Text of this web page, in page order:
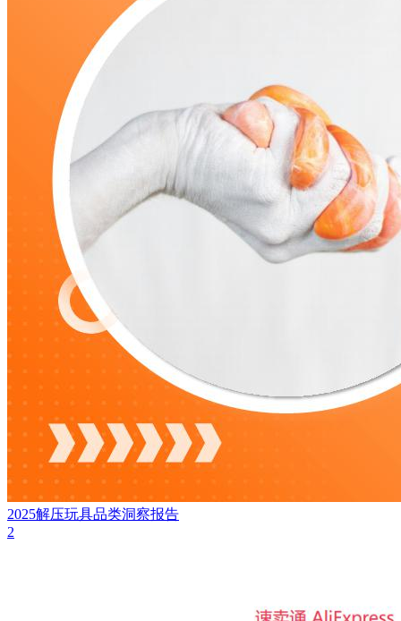
2025解压玩具品类洞察报告
2